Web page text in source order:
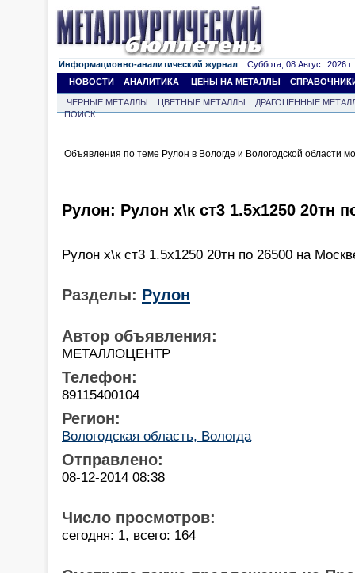
Информационно-аналитический журнал Суббота, 08 Август 2026 г.
НОВОСТИ
АНАЛИТИКА ЦЕНЫ НА МЕТАЛЛЫ
ЧЕРНЫЕ МЕТАЛЛЫ ЦВЕТНЫЕ МЕТАЛЛЫ
ДРАГОЦЕННЫЕ
ПОИСК
Объявления по теме Рулон в Вологде и Вологодской области
Рулон: Рулон х\к ст3 1.5х1250 20тн
Рулон х\к ст3 1.5х1250 20тн по 26500 на
Разделы: Рулон
Автор объявления:
МЕТАЛЛОЦЕНТР
Телефон:
89115400104
Регион:
Вологодская область, Вологда
Отправлено:
08-12-2014 08:38
Число просмотров:
сегодня: 1, всего: 164